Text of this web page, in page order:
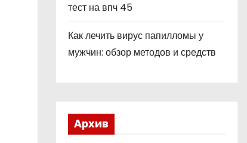
тест на впч 45
Как лечить вирус папилломы у
мужчин: обзор методов и средств
Архив